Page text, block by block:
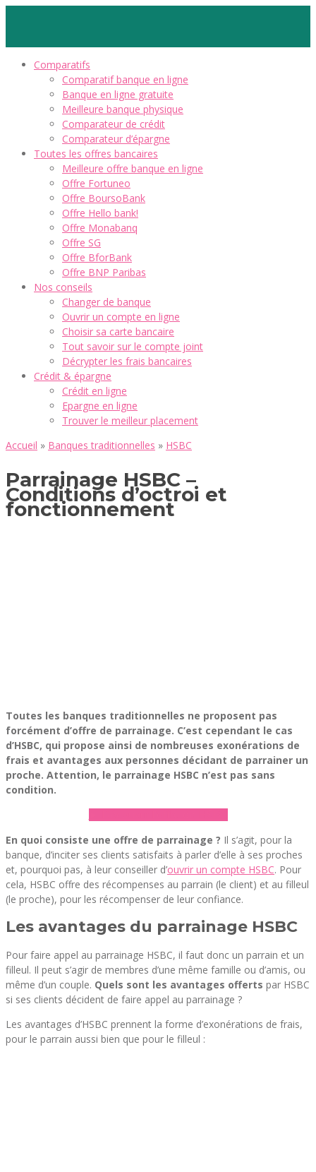
Comparatifs
Comparatif banque en ligne
Banque en ligne gratuite
Meilleure banque physique
Comparateur de crédit
Comparateur d’épargne
Toutes les offres bancaires
Meilleure offre banque en ligne
Offre Fortuneo
Offre BoursoBank
Offre Hello bank!
Offre Monabanq
Offre SG
Offre BforBank
Offre BNP Paribas
Nos conseils
Changer de banque
Ouvrir un compte en ligne
Choisir sa carte bancaire
Tout savoir sur le compte joint
Décrypter les frais bancaires
Crédit & épargne
Crédit en ligne
Epargne en ligne
Trouver le meilleur placement
Accueil » Banques traditionnelles » HSBC
Parrainage HSBC –
Conditions d’octroi et
fonctionnement
Toutes les banques traditionnelles ne proposent pas
forcément d’offre de parrainage. C’est cependant le cas
d’HSBC, qui propose ainsi de nombreuses exonérations de
frais et avantages aux personnes décidant de parrainer un
proche. Attention, le parrainage HSBC n’est pas sans
condition.
En quoi consiste une offre de parrainage ? Il s’agit, pour la
banque, d’inciter ses clients satisfaits à parler d’elle à ses proches
et, pourquoi pas, à leur conseiller d’ouvrir un compte HSBC. Pour
cela, HSBC offre des récompenses au parrain (le client) et au filleul
(le proche), pour les récompenser de leur confiance.
Les avantages du parrainage HSBC
Pour faire appel au parrainage HSBC, il faut donc un parrain et un
filleul. Il peut s’agir de membres d’une même famille ou d’amis, ou
même d’un couple. Quels sont les avantages offerts par HSBC
si ses clients décident de faire appel au parrainage ?
Les avantages d’HSBC prennent la forme d’exonérations de frais,
pour le parrain aussi bien que pour le filleul :